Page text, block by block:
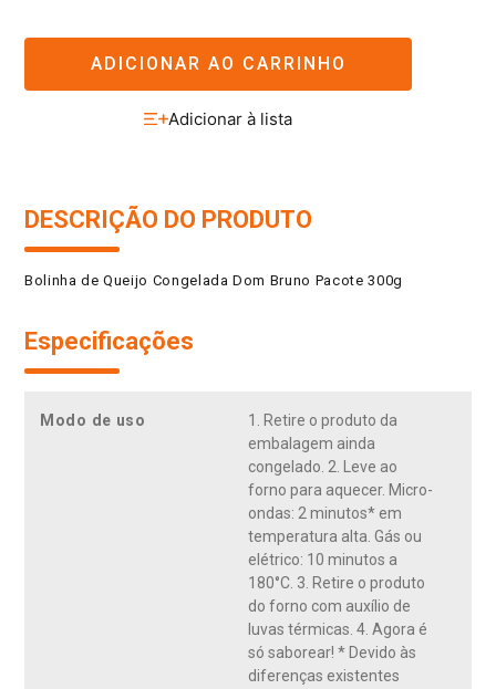
ADICIONAR AO CARRINHO
DESCRIÇÃO DO PRODUTO
Bolinha de Queijo Congelada Dom Bruno Pacote 300g
Especificações
Modo de uso
1. Retire o produto da
embalagem ainda
congelado. 2. Leve ao
forno para aquecer. Micro-
ondas: 2 minutos* em
temperatura alta. Gás ou
elétrico: 10 minutos a
180°C. 3. Retire o produto
do forno com auxílio de
luvas térmicas. 4. Agora é
só saborear! * Devido às
diferenças existentes